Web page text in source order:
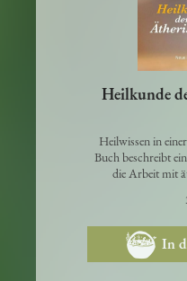
Heilkunde
Heilwissen in
Buch beschreibt
die Arbeit mit
In